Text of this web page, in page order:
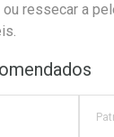
ressecar a